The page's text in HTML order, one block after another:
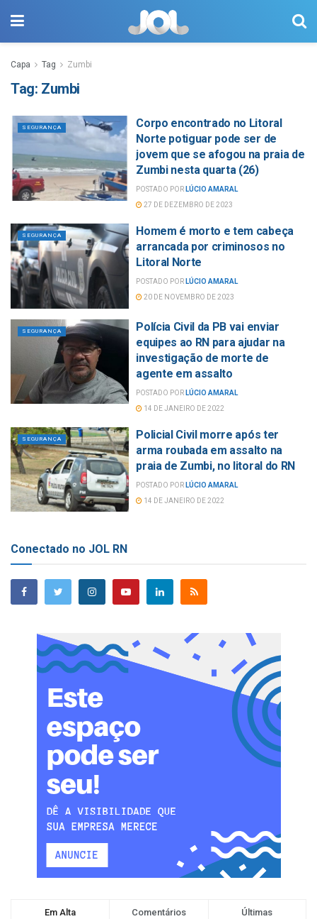
Capa Tag Zumbi
Tag: Zumbi
SEGURANÇA
Corpo encontrado no Litoral
Norte potiguar pode ser de
jovem que se afogou na praia de
Zumbi nesta quarta (26)
POSTADO POR LÚCIO AMARAL
27 DE DEZEMBRO DE 2023
SEGURANÇA
Homem é morto e tem cabeça
arrancada por criminosos no
Litoral Norte
POSTADO POR LÚCIO AMARAL
20 DE NOVEMBRO DE 2023
SEGURANÇA
Polícia Civil da PB vai enviar
equipes ao RN para ajudar na
investigação de morte de
agente em assalto
POSTADO POR LÚCIO AMARAL
14 DE JANEIRO DE 2022
SEGURANÇA
Policial Civil morre após ter
arma roubada em assalto na
praia de Zumbi, no litoral do RN
POSTADO POR LÚCIO AMARAL
14 DE JANEIRO DE 2022
Conectado no JOL RN
Em Alta Comentários Últimas